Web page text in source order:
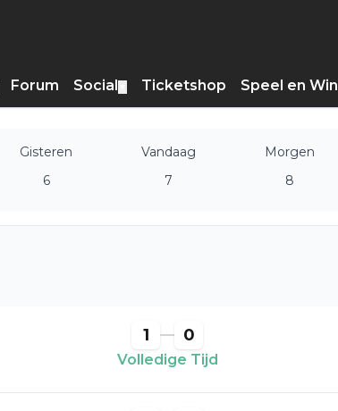
Forum Social Ticketshop Speel en Win
Gisteren
6
Vandaag
7
Morgen
8
1 0
Volledige Tijd